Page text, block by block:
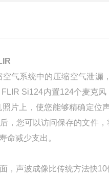
气系统中的压缩空气泄
Si124内置124个麦克
片上，使您能够精确定位
，您可以访问保存的文件
命减少支出。
，声波成像比传统方法快10